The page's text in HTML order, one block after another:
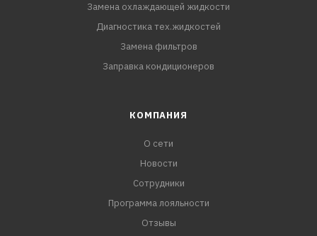
Замена охлаждающей жидкости
Диагностика тех.жидкостей
Замена фильтров
Заправка кондиционеров
КОМПАНИЯ
О сети
Новости
Сотрудники
Программа лояльности
Отзывы